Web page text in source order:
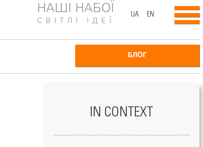
UA EN
НАШІ НАБОЇ
СВІТЛІ ІДЕЇ
БЛОГ
IN CONTEXT